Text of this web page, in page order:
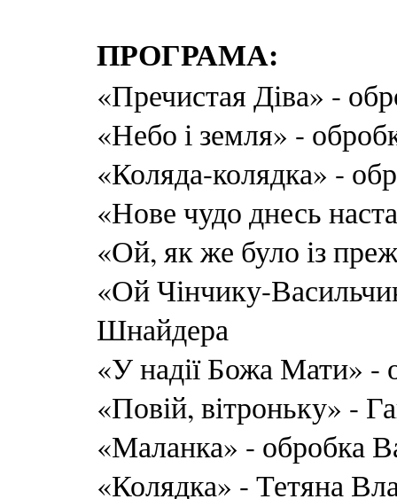
ПРОГРАМА:
«Пречистая Діва» -
«Небо і земля» -
«Коляда-колядка» -
«Нове чудо днесь
«Ой, як же було із
«Ой Чінчику-
Шнайдера
«У надії Божа Мати» -
«Повій, вітроньку» -
«Маланка» - обробка
«Колядка» - Тетяна